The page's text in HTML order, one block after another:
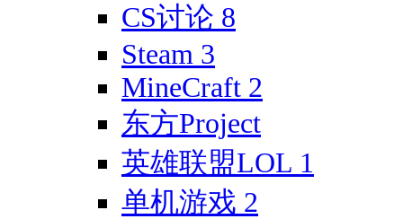
CS讨论 8
Steam 3
MineCraft 2
东方Project
英雄联盟LOL 1
单机游戏 2